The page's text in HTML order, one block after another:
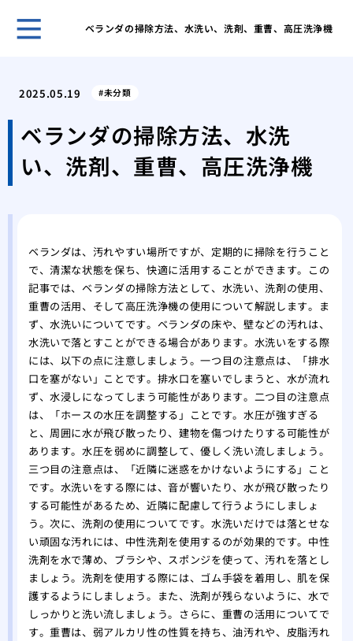
ベランダの掃除方法、水洗い、洗剤、重曹、高圧洗浄機
する
業
業
際
2025.05.19 未分類
ベランダの掃除方法、水洗
い、洗剤、重曹、高圧洗浄機
ベランダは、汚れやすい場所ですが、定期的に掃除を行うこと
で、清潔な状態を保ち、快適に活用することができます。この
記事では、ベランダの掃除方法として、水洗い、洗剤の使用、
重曹の活用、そして高圧洗浄機の使用について解説します。ま
ず、水洗いについてです。ベランダの床や、壁などの汚れは、
水洗いで落とすことができる場合があります。水洗いをする際
には、以下の点に注意しましょう。一つ目の注意点は、「排水
口を塞がない」ことです。排水口を塞いでしまうと、水が流れ
ず、水浸しになってしまう可能性があります。二つ目の注意点
は、「ホースの水圧を調整する」ことです。水圧が強すぎる
と、周囲に水が飛び散ったり、建物を傷つけたりする可能性が
あります。水圧を弱めに調整して、優しく洗い流しましょう。
三つ目の注意点は、「近隣に迷惑をかけないようにする」こと
です。水洗いをする際には、音が響いたり、水が飛び散ったり
する可能性があるため、近隣に配慮して行うようにしましょ
う。次に、洗剤の使用についてです。水洗いだけでは落とせな
い頑固な汚れには、中性洗剤を使用するのが効果的です。中性
洗剤を水で薄め、ブラシや、スポンジを使って、汚れを落とし
ましょう。洗剤を使用する際には、ゴム手袋を着用し、肌を保
護するようにしましょう。また、洗剤が残らないように、水で
しっかりと洗い流しましょう。さらに、重曹の活用についてで
す。重曹は、弱アルカリ性の性質を持ち、油汚れや、皮脂汚れ